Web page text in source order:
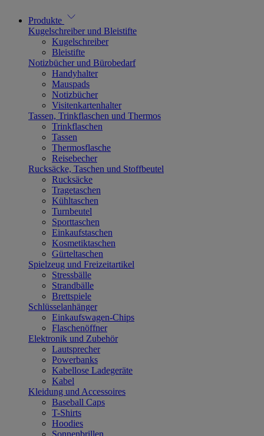
Produkte
Kugelschreiber und Bleistifte
Kugelschreiber
Bleistifte
Notizbücher und Bürobedarf
Handyhalter
Mauspads
Notizbücher
Visitenkartenhalter
Tassen, Trinkflaschen und Thermos
Trinkflaschen
Tassen
Thermosflasche
Reisebecher
Rucksäcke, Taschen und Stoffbeutel
Rucksäcke
Tragetaschen
Kühltaschen
Turnbeutel
Sporttaschen
Einkaufstaschen
Kosmetiktaschen
Gürteltaschen
Spielzeug und Freizeitartikel
Stressbälle
Strandbälle
Brettspiele
Schlüsselanhänger
Einkaufswagen-Chips
Flaschenöffner
Elektronik und Zubehör
Lautsprecher
Powerbanks
Kabellose Ladegeräte
Kabel
Kleidung und Accessoires
Baseball Caps
T-Shirts
Hoodies
Sonnenbrillen